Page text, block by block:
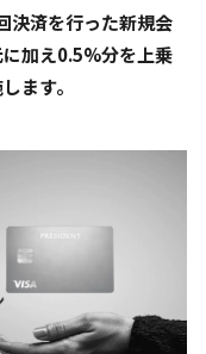
決済を行った新規会
加え0.5%分を上乗
ます。